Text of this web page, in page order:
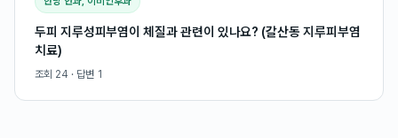
두피 지루성피부염이 체질과 관련이 있나요? (갈산동 지루피부염
치료)
조회 24 · 답변 1